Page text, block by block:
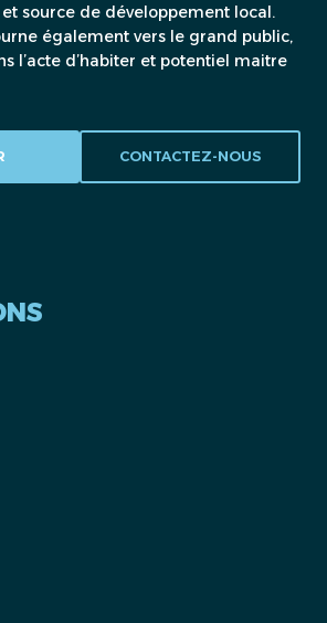
source de développement local.
également vers le grand public,
l’acte d’habiter et potentiel maitre
CONTACTEZ-NOUS